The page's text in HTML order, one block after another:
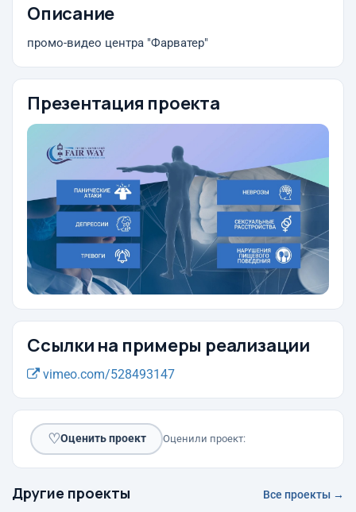
Описание
промо-видео центра "Фарватер"
Презентация проекта
Ссылки на примеры реализации
vimeo.com/528493147
♡Оценить проект Оценили проект:
Другие проекты Все проекты →